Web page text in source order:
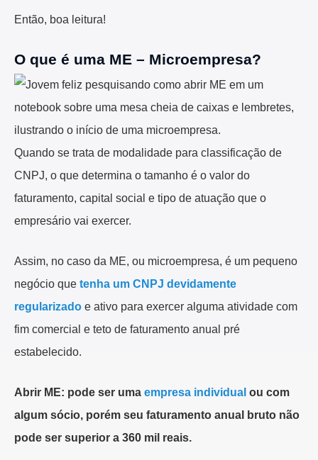
Então, boa leitura!
O que é uma ME – Microempresa?
Quando se trata de modalidade para classificação de
CNPJ, o que determina o tamanho é o valor do
faturamento, capital social e tipo de atuação que o
empresário vai exercer.
Assim, no caso da ME, ou microempresa, é um pequeno
negócio que tenha um CNPJ devidamente
regularizado e ativo para exercer alguma atividade com
fim comercial e teto de faturamento anual pré
estabelecido.
Abrir ME: pode ser uma empresa individual ou com
algum sócio, porém seu faturamento anual bruto não
pode ser superior a 360 mil reais.